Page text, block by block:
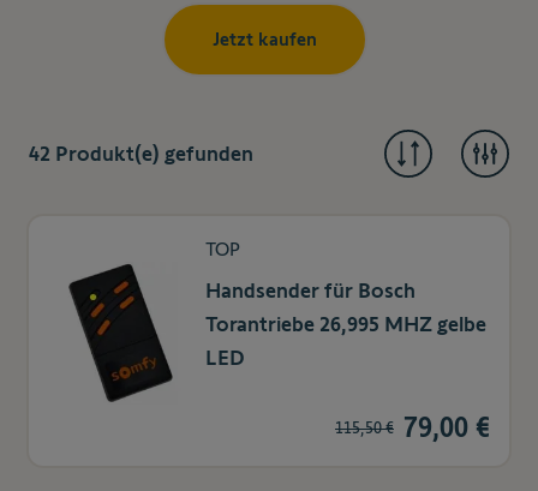
Jetzt kaufen
42 Produkt(e) gefunden
TOP
Handsender für Bosch
Torantriebe 26,995 MHZ gelbe
LED
79,00 €
115,50 €